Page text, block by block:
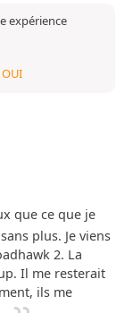
expérience
OUI
que ce que je
plus. Je viens
2. La
Il me resterait
ils me